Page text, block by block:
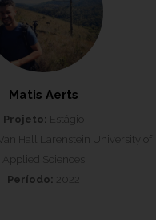
Matis Aerts
Projeto: Estágio
Van Hall Larenstein University of
Applied Sciences
Período: